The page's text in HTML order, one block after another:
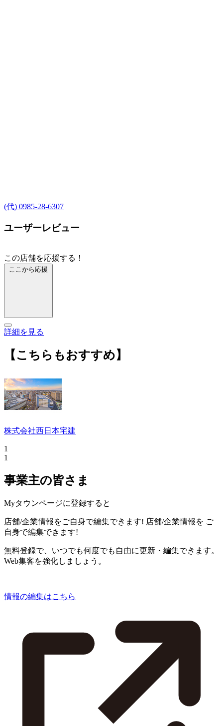
(代) 0985-28-6307
ユーザーレビュー
この店舗を応援する！
ここから応援
詳細を見る
【こちらもおすすめ】
株式会社西日本宅建
1
1
事業主の皆さま
Myタウンページに登録すると
店舗/企業情報をご自身で編集できます! 店舗/企業情報を ご
自身で編集できます!
無料登録で、いつでも何度でも自由に更新・編集できます。
Web集客を強化しましょう。
情報の編集はこちら